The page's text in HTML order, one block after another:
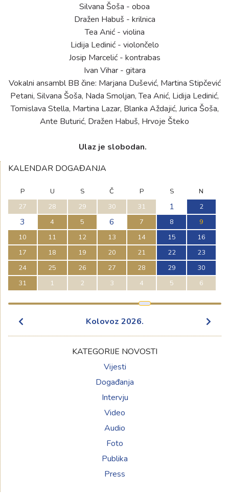
Silvana Šoša - oboa
Dražen Habuš - krilnica
Tea Anić - violina
Lidija Ledinić - violončelo
Josip Marcelić - kontrabas
Ivan Vihar - gitara
Vokalni ansambl BB čine: Marjana Dušević, Martina Stipčević
Petani, Silvana Šoša, Nada Smoljan, Tea Anić, Lidija Ledinić,
Tomislava Stella, Martina Lazar, Blanka Aždajić, Jurica Šoša,
Ante Buturić, Dražen Habuš, Hrvoje Šteko
Ulaz je slobodan.
KALENDAR DOGAĐANJA
P U S Č P S
N
27
28 29 30 31 1 2
3 4 5 6 7 8
9
10
11 12 13 14 15
16
17
18 19 20 21 22
23
24
25 26 27 28 29
30
31
1 2 3 4 5 6
Kolovoz 2026.
KATEGORIJE NOVOSTI
Vijesti
Događanja
Intervju
Video
Audio
Foto
Publika
Press